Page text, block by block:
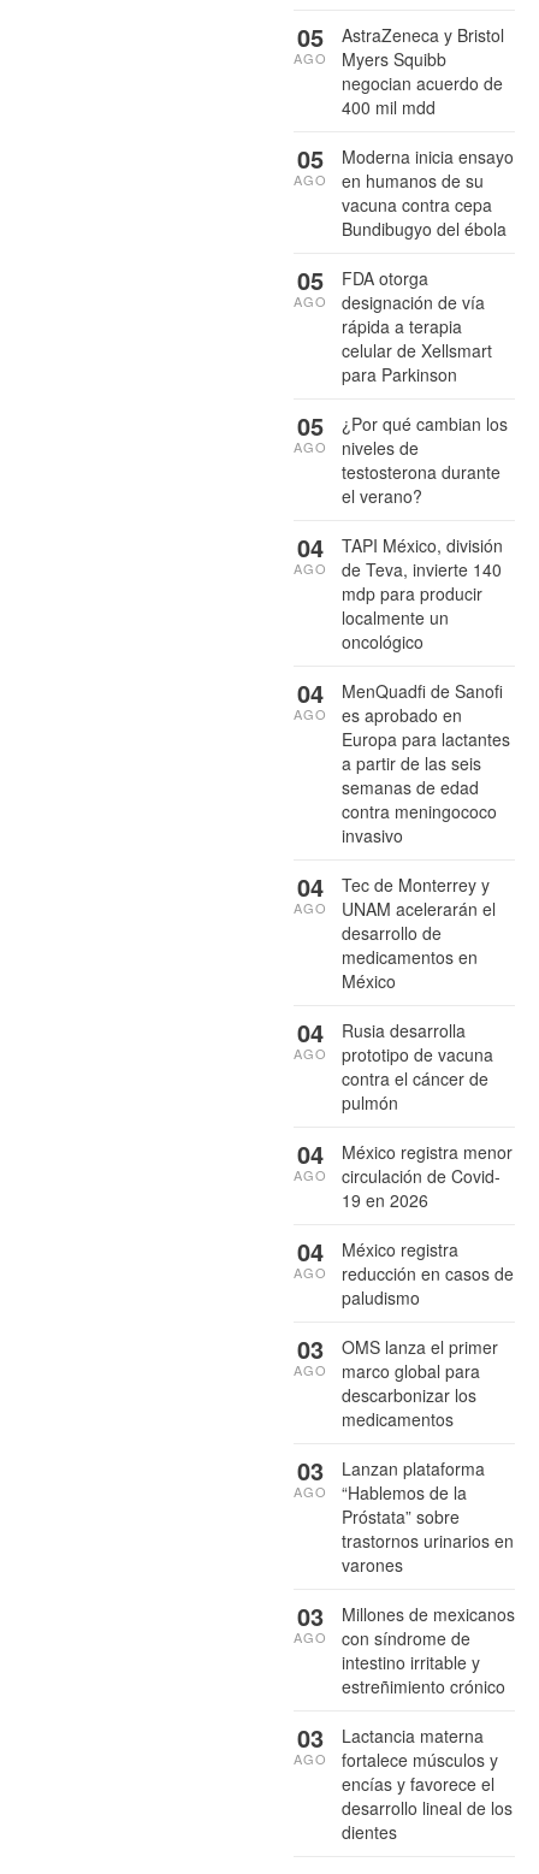
AstraZeneca y Bristol
Myers Squibb
negocian acuerdo de
400 mil mdd
05
AGO
Moderna inicia ensayo
en humanos de su
vacuna contra cepa
Bundibugyo del ébola
05
AGO
FDA otorga
designación de vía
rápida a terapia
celular de Xellsmart
para Parkinson
05
AGO
¿Por qué cambian los
niveles de
testosterona durante
el verano?
05
AGO
TAPI México, división
de Teva, invierte 140
mdp para producir
localmente un
oncológico
04
AGO
MenQuadfi de Sanofi
es aprobado en
Europa para lactantes
a partir de las seis
semanas de edad
contra meningococo
invasivo
04
AGO
Tec de Monterrey y
UNAM acelerarán el
desarrollo de
medicamentos en
México
04
AGO
Rusia desarrolla
prototipo de vacuna
contra el cáncer de
pulmón
04
AGO
México registra menor
circulación de Covid-
19 en 2026
04
AGO
México registra
reducción en casos de
paludismo
04
AGO
OMS lanza el primer
marco global para
descarbonizar los
medicamentos
03
AGO
Lanzan plataforma
“Hablemos de la
Próstata” sobre
trastornos urinarios en
varones
03
AGO
Millones de mexicanos
con síndrome de
intestino irritable y
estreñimiento crónico
03
AGO
Lactancia materna
fortalece músculos y
encías y favorece el
desarrollo lineal de los
dientes
03
AGO